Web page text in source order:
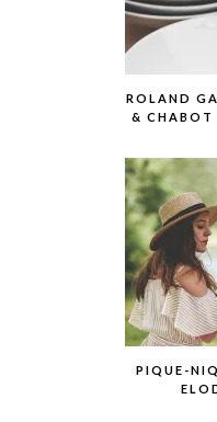
ROLAND
& CHABOT
PIQUE-